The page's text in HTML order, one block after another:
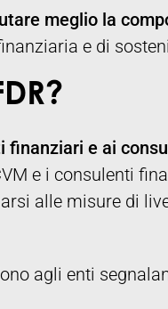
meglio la
e di
finanziari e ai
e i consulenti
alle misure di
agli enti